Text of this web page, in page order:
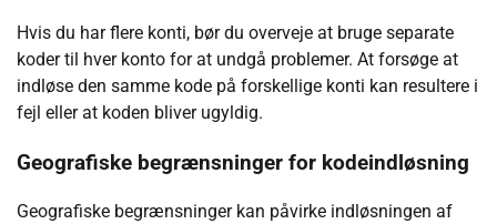
Hvis du har flere konti, bør du overveje at bruge separate
koder til hver konto for at undgå problemer. At forsøge at
indløse den samme kode på forskellige konti kan resultere i
fejl eller at koden bliver ugyldig.
Geografiske begrænsninger for kodeindløsning
Geografiske begrænsninger kan påvirke indløsningen af